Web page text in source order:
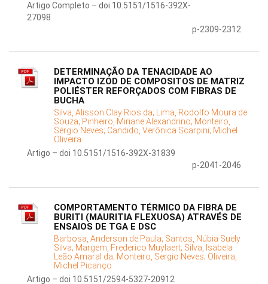
Artigo Completo – doi 10.5151/1516-392X-
27098
p-2309-2312
DETERMINAÇÃO DA TENACIDADE AO
IMPACTO IZOD DE COMPOSITOS DE MATRIZ
POLIÉSTER REFORÇADOS COM FIBRAS DE
BUCHA
Silva, Alisson Clay Rios da; Lima, Rodolfo Moura de
Souza; Pinheiro, Miriane Alexandrino; Monteiro,
Sérgio Neves; Candido, Verônica Scarpini; Michel
Oliveira
Artigo – doi 10.5151/1516-392X-31839
p-2041-2046
COMPORTAMENTO TÉRMICO DA FIBRA DE
BURITI (MAURITIA FLEXUOSA) ATRAVÉS DE
ENSAIOS DE TGA E DSC
Barbosa, Anderson de Paula; Santos, Núbia Suely
Silva; Margem, Frederico Muylaert; Silva, Isabela
Leão Amaral da; Monteiro, Sergio Neves; Oliveira,
Michel Picanço
Artigo – doi 10.5151/2594-5327-20912